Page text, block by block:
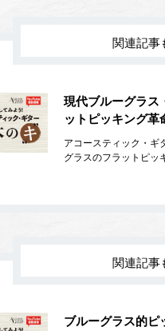
関連記事
現代ブルーグラス
ットピッキング革
アコースティック・ギ
グラスのフラットピッ
関連記事
ブルーグラス的ピ